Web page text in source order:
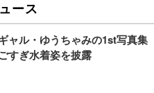
ース
ャル・ゆうちゃみの1st写真集
すぎ水着姿を披露